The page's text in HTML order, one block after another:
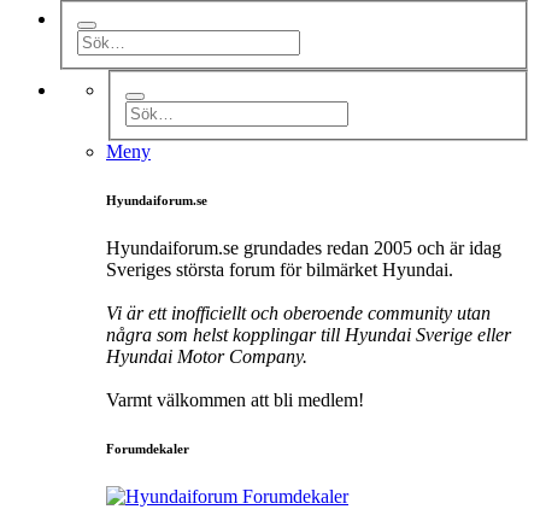
Meny
Hyundaiforum.se
Hyundaiforum.se grundades redan 2005 och är idag
Sveriges största forum för bilmärket Hyundai.
Vi är ett inofficiellt och oberoende community utan
några som helst kopplingar till Hyundai Sverige eller
Hyundai Motor Company.
Varmt välkommen att bli medlem!
Forumdekaler